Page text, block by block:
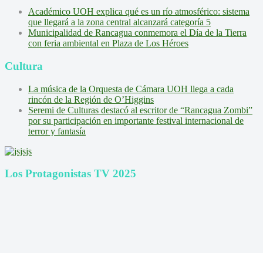
Académico UOH explica qué es un río atmosférico: sistema
que llegará a la zona central alcanzará categoría 5
Municipalidad de Rancagua conmemora el Día de la Tierra
con feria ambiental en Plaza de Los Héroes
Cultura
La música de la Orquesta de Cámara UOH llega a cada
rincón de la Región de O’Higgins
Seremi de Culturas destacó al escritor de “Rancagua Zombi”
por su participación en importante festival internacional de
terror y fantasía
Los Protagonistas TV 2025